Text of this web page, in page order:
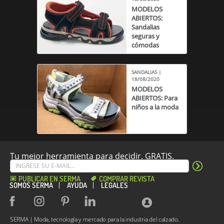
MODELOS
ABIERTOS:
Sandalias
seguras y
cómodas
SANDALIAS |
18/08/2020
MODELOS
ABIERTOS: Para
niños a la moda
Tu mejor herramienta para decidir. GRATIS.
PUBLICAR EN SERMA COMPRAR REVISTA
SOMOS SERMA AYUDA LEGALES
SERMA | Moda, tecnología y mercado para la industria del calzado.